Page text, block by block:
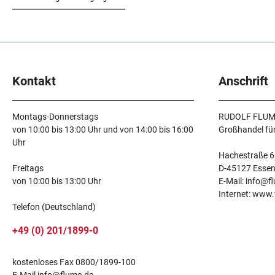
Kontakt
Montags-Donnerstags
von 10:00 bis 13:00 Uhr und von 14:00 bis 16:00
Uhr
Freitags
von 10:00 bis 13:00 Uhr
Telefon (Deutschland)
+49 (0) 201/1899-0
kostenloses Fax 0800/1899-100
Anschrift
RUDOLF
Großhandel
Hachestraße
D-45127 Essen
E-Mail:
Internet: